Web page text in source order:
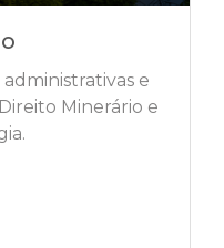
e
Minerário e